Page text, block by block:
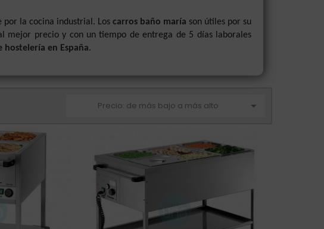
la cocina industrial. Los carros baño maría son útiles por su
mejor precio y con un tiempo de entrega de 5 días laborales
hostelería en España.
Precio: de más bajo a más alto 